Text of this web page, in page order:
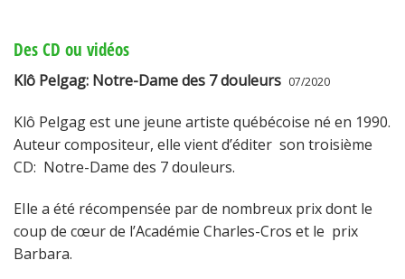
Des CD ou vidéos
Klô Pelgag: Notre-Dame des 7 douleurs 07/2020
Klô Pelgag est une jeune artiste québécoise né en 1990.
Auteur compositeur, elle vient d’éditer son troisième
CD: Notre-Dame des 7 douleurs.
EIle a été récompensée par de nombreux prix dont le
coup de cœur de l’Académie Charles-Cros et le prix
Barbara.